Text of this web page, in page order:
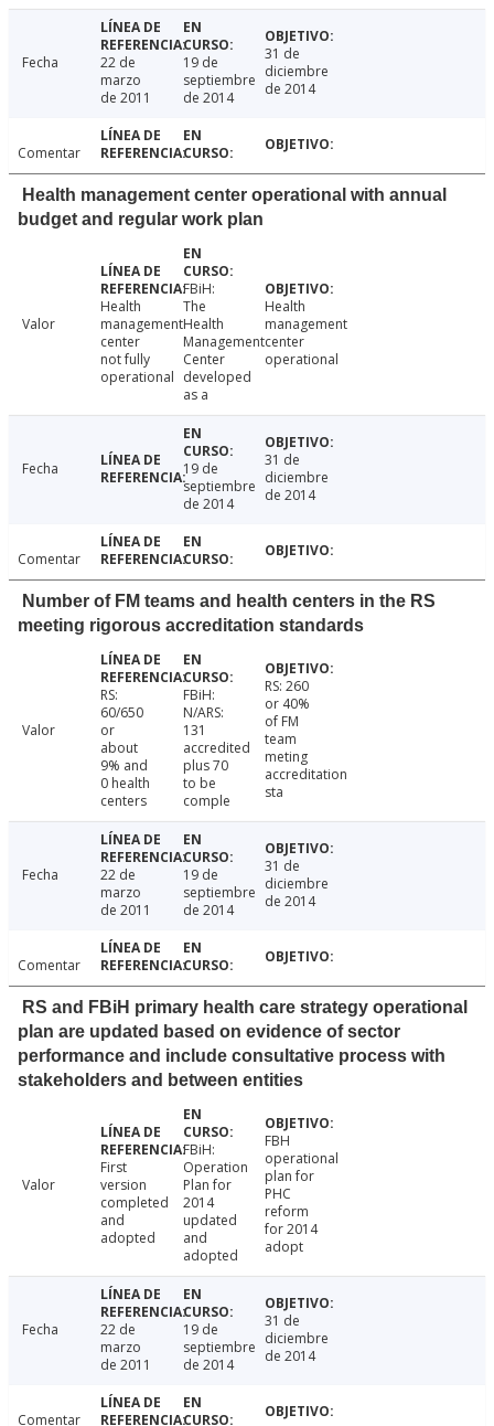
Fecha
22 de
marzo
de 2011
19 de
septiembre
de 2014
31 de
diciembre
de 2014
Comentar
Health management center operational with annual
budget and regular work plan
Valor
Health
management
center
not fully
operational
FBiH:
The
Health
Management
Center
developed
as a
Health
management
center
operational
Fecha
19 de
septiembre
de 2014
31 de
diciembre
de 2014
Comentar
Number of FM teams and health centers in the RS
meeting rigorous accreditation standards
Valor
RS:
60/650
or
about
9% and
0 health
centers
FBiH:
N/ARS:
131
accredited
plus 70
to be
comple
RS: 260
or 40%
of FM
team
meting
accreditation
sta
Fecha
22 de
marzo
de 2011
19 de
septiembre
de 2014
31 de
diciembre
de 2014
Comentar
RS and FBiH primary health care strategy operational
plan are updated based on evidence of sector
performance and include consultative process with
stakeholders and between entities
Valor
First
version
completed
and
adopted
FBiH:
Operation
Plan for
2014
updated
and
adopted
FBH
operational
plan for
PHC
reform
for 2014
adopt
Fecha
22 de
marzo
de 2011
19 de
septiembre
de 2014
31 de
diciembre
de 2014
Comentar